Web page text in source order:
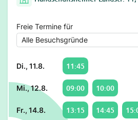
Freie Termine für
Di., 11.8. 11:45
Mi., 12.8. 09:00 10:00
Fr., 14.8. 13:15 14:45